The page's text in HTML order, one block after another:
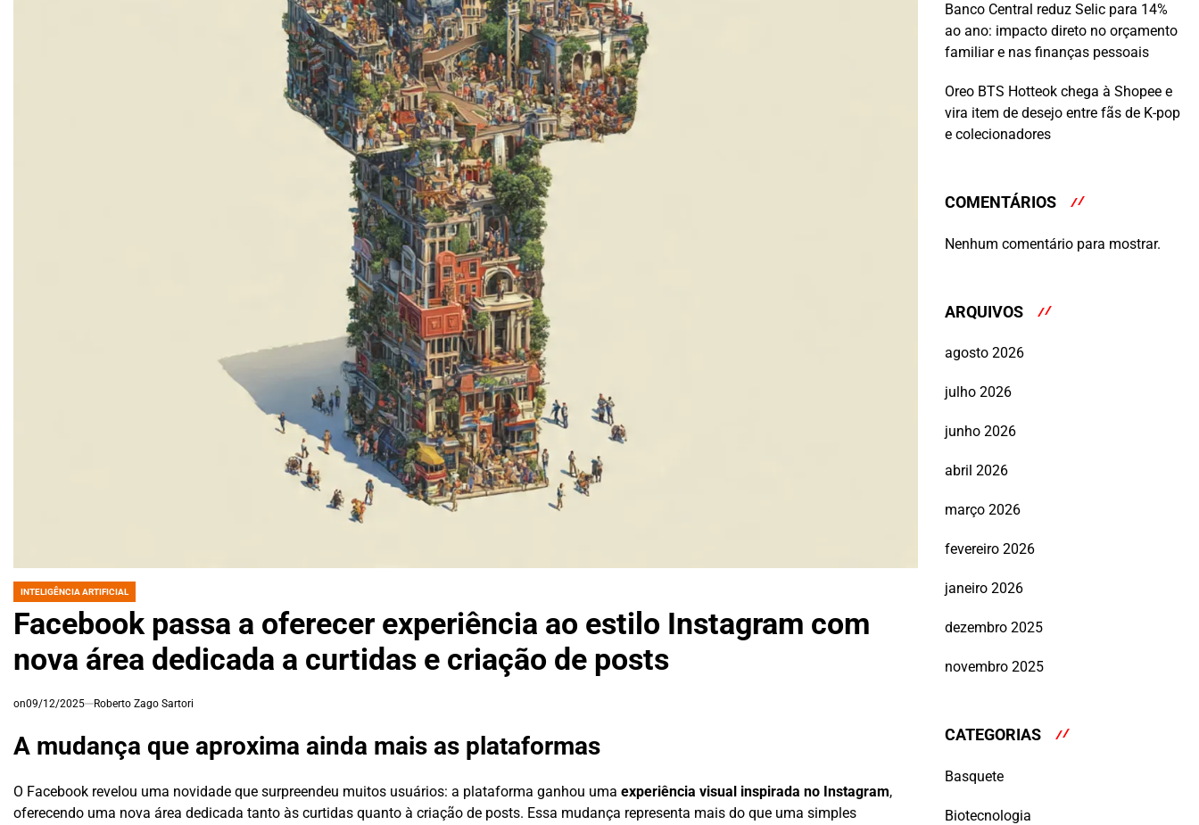
POSTED
INTELIGÊNCIA ARTIFICIAL
Facebook passa a oferecer experiência ao estilo Instagram com
nova área dedicada a curtidas e criação de posts
on09/12/2025 Roberto Zago Sartori
A mudança que aproxima ainda mais as plataformas
O Facebook revelou uma novidade que surpreendeu muitos usuários: a plataforma ganhou uma experiência visual inspirada no Instagram,
oferecendo uma nova área dedicada tanto às curtidas quanto à criação de posts. Essa mudança representa mais do que uma simples
Banco Central reduz Selic para 14%
ao ano: impacto direto no orçamento
familiar e nas finanças pessoais
Oreo BTS Hotteok chega à Shopee e
vira item de desejo entre fãs de K-pop
e colecionadores
COMENTÁRIOS
Nenhum comentário para mostrar.
ARQUIVOS
agosto 2026
julho 2026
junho 2026
abril 2026
março 2026
fevereiro 2026
janeiro 2026
dezembro 2025
novembro 2025
CATEGORIAS
Basquete
Biotecnologia